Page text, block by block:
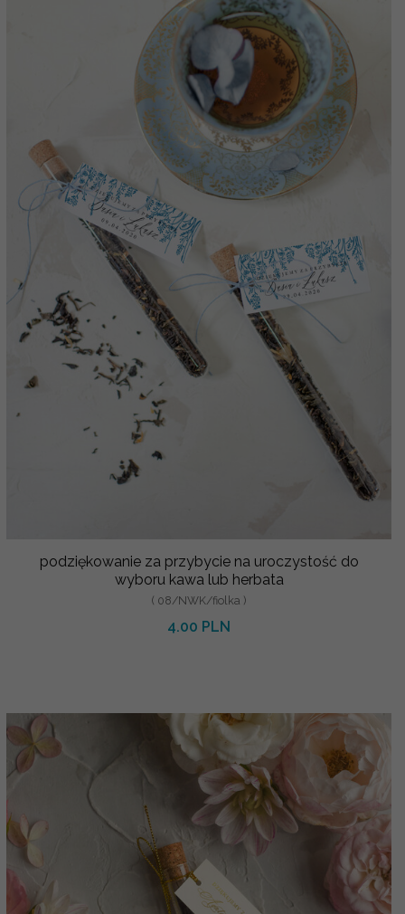
podziękowanie za przybycie na uroczystość do
wyboru kawa lub herbata
( 08/NWK/fiolka )
4.00 PLN